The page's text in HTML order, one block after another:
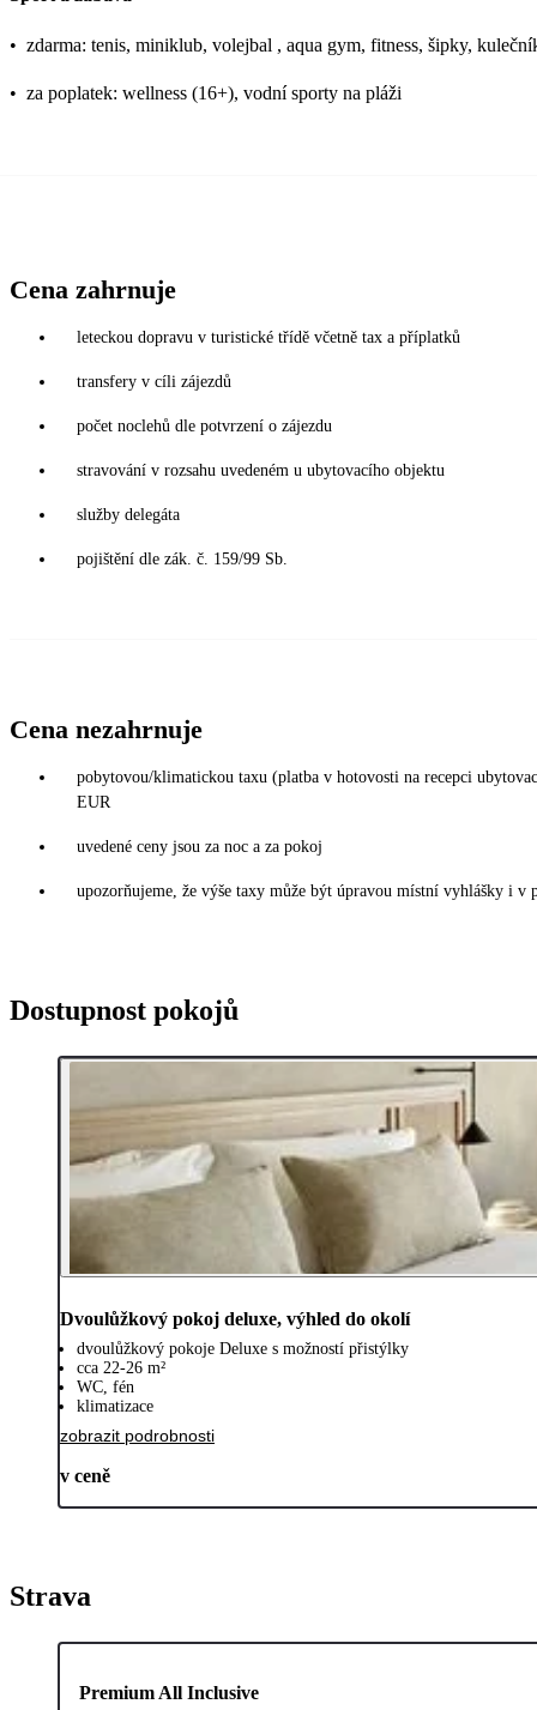
• zdarma: tenis, miniklub, volejbal , aqua gym, fitness, šipky,
• za poplatek: wellness (16+), vodní sporty na pláži
Cena zahrnuje
leteckou dopravu v turistické třídě včetně tax a příplatků
transfery v cíli zájezdů
počet noclehů dle potvrzení o zájezdu
stravování v rozsahu uvedeném u ubytovacího objektu
služby delegáta
pojištění dle zák. č. 159/99 Sb.
Cena nezahrnuje
pobytovou/klimatickou taxu (platba v hotovosti na recepci
EUR
uvedené ceny jsou za noc a za pokoj
upozorňujeme, že výše taxy může být úpravou místní vyhlášky i
Dostupnost pokojů
Dvoulůžkový pokoj deluxe, výhled do okolí
dvoulůžkový pokoje Deluxe s možností přistýlky
cca 22-26 m²
WC, fén
klimatizace
zobrazit podrobnosti
v ceně
Strava
Premium All Inclusive